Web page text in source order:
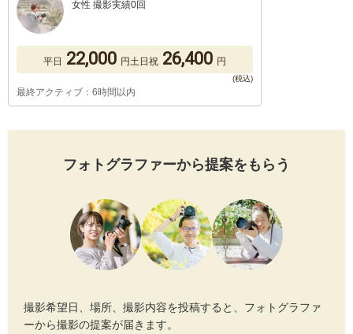
女性 撮影実績0回
平日 22,000 円土日祝 26,400 円
最終アクティブ：6時間以内
フォトグラファーから提案をもらう
撮影希望日、場所、撮影内容を投稿すると、フォトグラファ
ーから撮影の提案が届きます。